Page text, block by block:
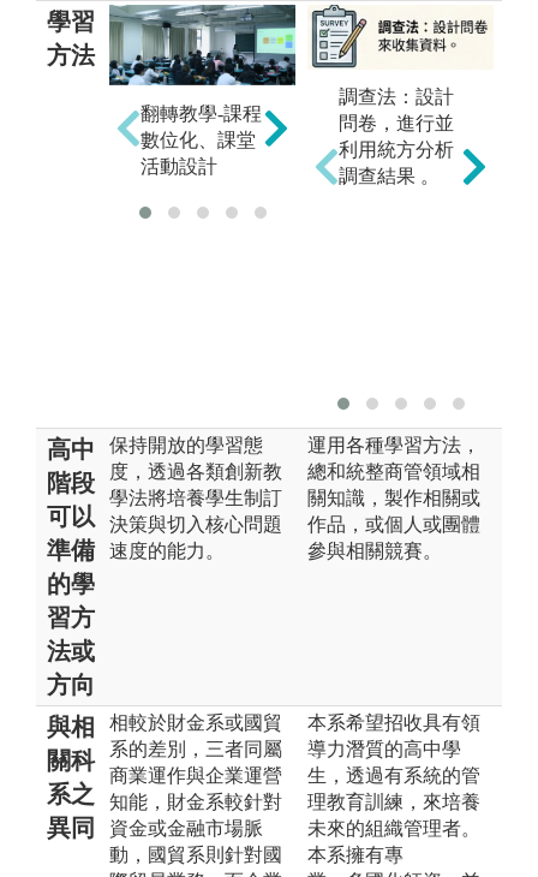
學習
方法
翻轉教學-課程
數位化、課堂
活動設計
PBL-問題導向
思考學習
調查法：設計
問卷，進行並
利用統方分析
調查結果 。
高中
階段
可以
準備
的學
習方
法或
方向
保持開放的學習態
度，透過各類創新教
學法將培養學生制訂
決策與切入核心問題
速度的能力。
運用各種學習方法，
總和統整商管領域相
關知識，製作相關或
作品，或個人或團體
參與相關競賽。
與相
關科
系之
異同
相較於財金系或國貿
系的差別，三者同屬
商業運作與企業運營
知能，財金系較針對
資金或金融市場脈
動，國貿系則針對國
本系希望招收具有領
導力潛質的高中學
生，透過有系統的管
理教育訓練，來培養
未來的組織管理者。
本系擁有專